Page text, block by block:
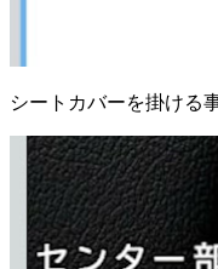
シートカバーを掛ける